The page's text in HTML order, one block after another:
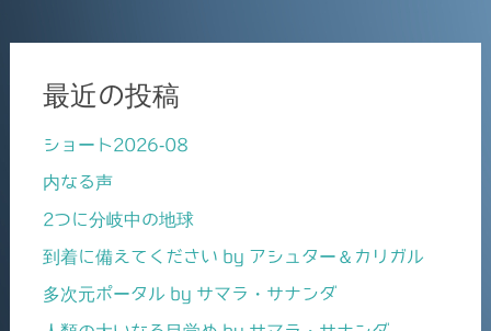
最近の投稿
ショート2026-08
内なる声
2つに分岐中の地球
到着に備えてください by アシュター＆カリガル
多次元ポータル by サマラ・サナンダ